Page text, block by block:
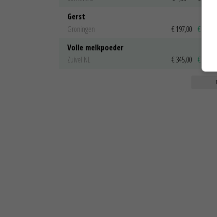
Gerst
Groningen
€ 197,00 € 2,00
Volle melkpoeder
Zuivel NL
€ 345,00 € 20,00